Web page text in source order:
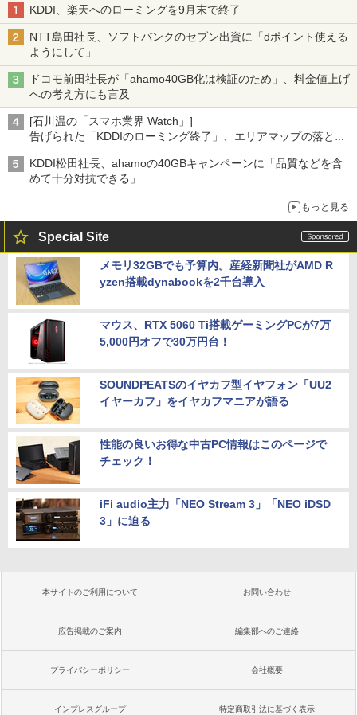
KDDI、楽天へのローミングを9月末で終了
NTT島田社長、ソフトバンクのセブン出資に「dポイント使える
ようにして」
ドコモ前田社長が「ahamo40GB化は検証のため」、料金値上げ
への考え方にも言及
[石川温の「スマホ業界 Watch」]
告げられた「KDDIのローミング終了」、エリアマップの落とし
穴と楽天モバイルの課題
KDDI松田社長、ahamoの40GBキャンペーンに「品質などを含
めて十分対抗できる」
もっと見る
Special Site
メモリ32GBでも予算内。産経新聞社がAMD R
yzen搭載dynabookを2千台導入
マウス、RTX 5060 Ti搭載ゲーミングPCが7万
5,000円オフで30万円台！
SOUNDPEATSのイヤカフ型イヤフォン「UU2
イヤーカフ」をイヤカフマニアが語る
性能の良いお得な中古PC情報はこのページで
チェック！
iFi audio主力「NEO Stream 3」「NEO iDSD
3」に迫る
本サイトのご利用について お問い合わせ
広告掲載のご案内 編集部へのご連絡
プライバシーポリシー 会社概要
インプレスグループ 特定商取引法に基づく表示